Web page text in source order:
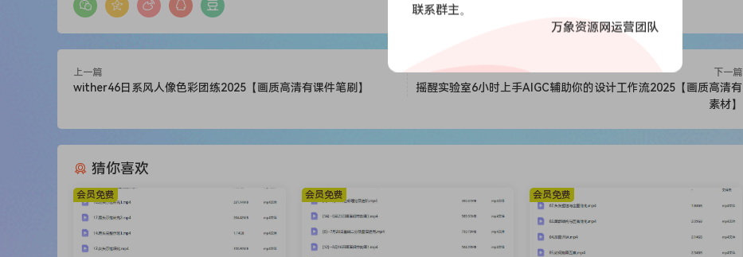
上一篇
wither46日系风人像色彩团练2025【画质高清有课件笔刷】
下一篇
摇醒实验室6小时上手AIGC辅助你的设计工作流2025【画质高清有
素材】
猜你喜欢
会员免费 会员免费 会员免费
联系群主。
万象资源网运营团队